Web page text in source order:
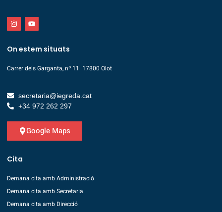
On estem situats
Carrer dels Garganta, nº 11 17800 Olot
secretaria@iegreda.cat
+34 972 262 297
Google Maps
Cita
Demana cita amb Administració
Demana cita amb Secretaria
Demana cita amb Direcció